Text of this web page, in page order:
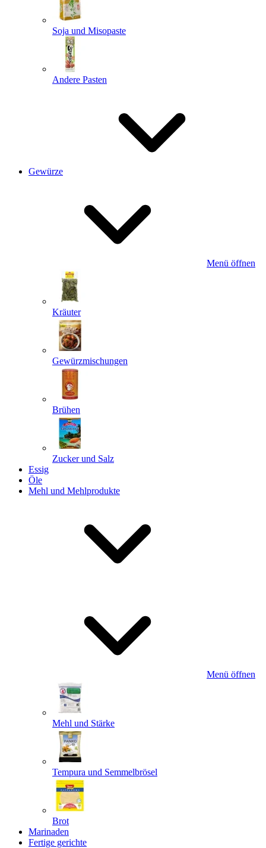
Soja und Misopaste
Andere Pasten
Gewürze
Menü öffnen
Kräuter
Gewürzmischungen
Brühen
Zucker und Salz
Essig
Öle
Mehl und Mehlprodukte
Menü öffnen
Mehl und Stärke
Tempura und Semmelbrösel
Brot
Marinaden
Fertige gerichte